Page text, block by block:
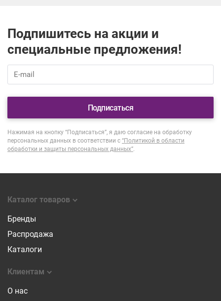
Подпишитесь на акции и
специальные предложения!
Подписаться
Нажимая на кнопку “Подписаться”, я даю согласие на обработку
персональных данных в соответствии с “Политикой в области
обработки и защиты персональных данных”.
Каталог товаров
Бренды
Распродажа
Каталоги
Клиентам
О нас